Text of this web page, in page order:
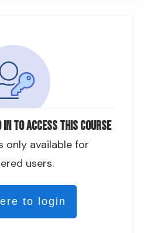
in to access this course
only available for
users.
to login